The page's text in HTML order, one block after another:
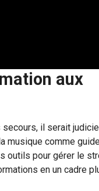
aux
il serait
musique comme
outils pour gérer le
en un cadre